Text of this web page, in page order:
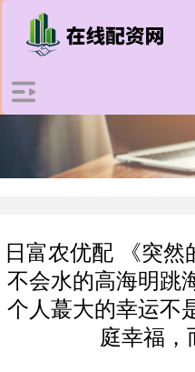
日富农优配 《突
不会水的高海明跳
个人蕞大的幸运不
庭幸福，